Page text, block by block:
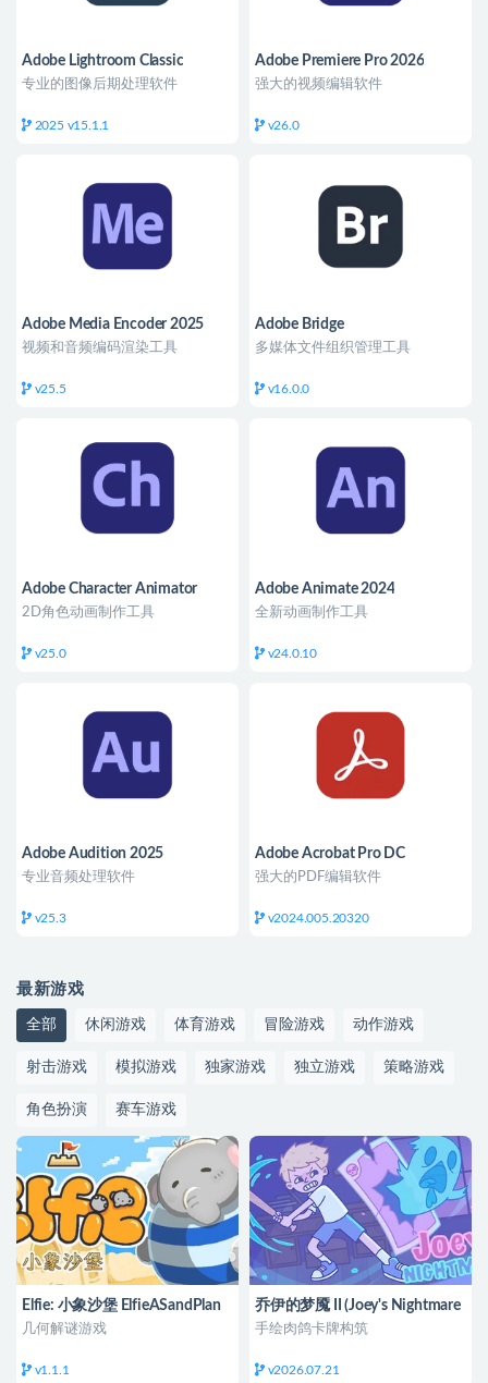
Adobe Lightroom Classic
专业的图像后期处理软件
2025 v15.1.1
Adobe Premiere Pro 2026
强大的视频编辑软件
v26.0
Adobe Media Encoder 2025
视频和音频编码渲染工具
v25.5
Adobe Bridge
多媒体文件组织管理工具
v16.0.0
Adobe Character Animator
2025
2D角色动画制作工具
v25.0
Adobe Animate 2024
全新动画制作工具
v24.0.10
Adobe Audition 2025
专业音频处理软件
v25.3
Adobe Acrobat Pro DC
强大的PDF编辑软件
v2024.005.20320
最新游戏
全部 休闲游戏 体育游戏 冒险游戏 动作游戏
射击游戏 模拟游戏 独家游戏 独立游戏 策略游戏
角色扮演 赛车游戏
Elfie: 小象沙堡 ElfieASandPlan
几何解谜游戏
v1.1.1
乔伊的梦魇 II (Joey's Nightmare
II)
手绘肉鸽卡牌构筑
v2026.07.21